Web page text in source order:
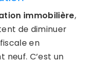
immobilière,
de diminuer
en
neuf. C’est un